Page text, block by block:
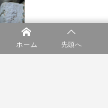
ホーム 先頭へ